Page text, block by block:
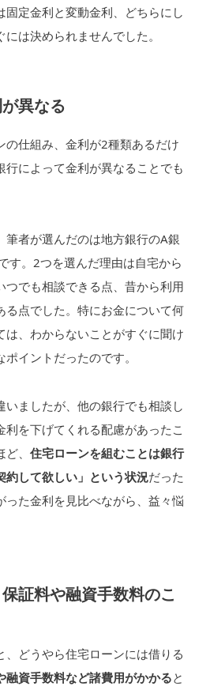
固定金利と変動金利、どちらにし
は決められませんでした。
異なる
の仕組み、金利が2種類あるだけ
行によって金利が異なることでも
筆者が選んだのは地方銀行のA銀
す。2つを選んだ理由は自宅から
つでも相談できる点、昔から利用
る点でした。特にお金について何
は、わからないことがすぐに聞け
イントだったのです。
いましたが、他の銀行でも相談し
を下げてくれる配慮があったこ
、 住宅ローンを組むことは銀行
約して欲しい」という状況だった
った金利を見比べながら、益々悩
証料や融資手数料のこ
、どうやら住宅ローンには借りる
融資手数料など諸費用がかかると